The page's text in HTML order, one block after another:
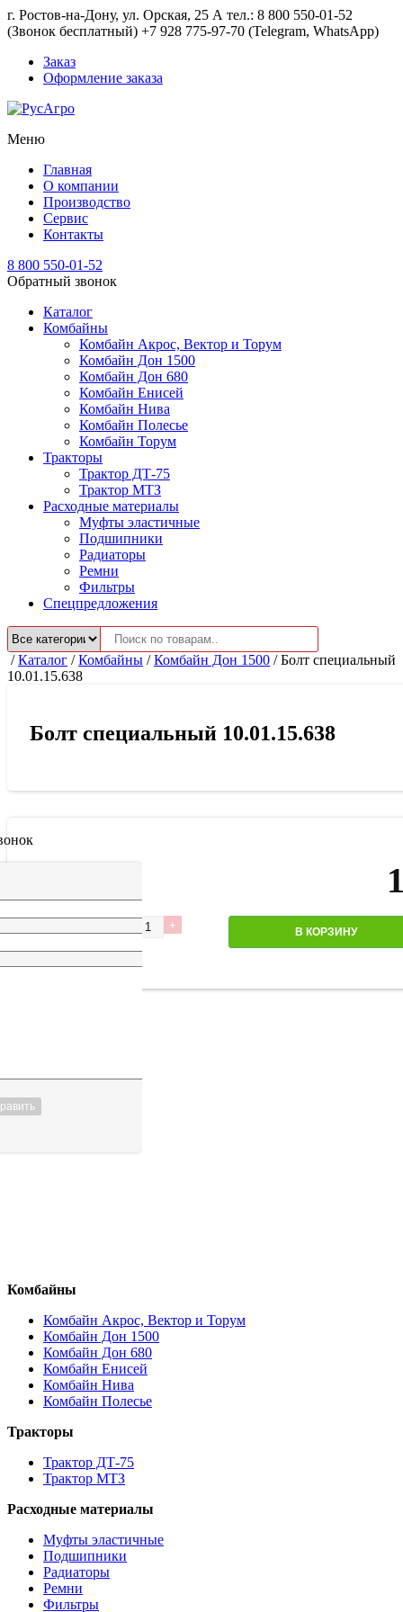
г. Ростов-на-Дону, ул. Орская, 25 А тел.: 8 800 550-01-52
(Звонок бесплатный) +7 928 775-97-70 (Telegram, WhatsApp)
Заказ
Оформление заказа
Меню
Главная
О компании
Производство
Сервис
Контакты
8 800 550-01-52
Обратный звонок
Каталог
Комбайны
Комбайн Акрос, Вектор и Торум
Комбайн Дон 1500
Комбайн Дон 680
Комбайн Енисей
Комбайн Нива
Комбайн Полесье
Комбайн Торум
Тракторы
Трактор ДТ-75
Трактор МТЗ
Расходные материалы
Муфты эластичные
Подшипники
Радиаторы
Ремни
Фильтры
Спецпредложения
/Каталог /Комбайны /Комбайн Дон 1500 /Болт специальный
10.01.15.638
Болт специальный 10.01.15.638
Количество
В КОРЗИНУ
Комбайны
Комбайн Акрос, Вектор и Торум
Комбайн Дон 1500
Комбайн Дон 680
Комбайн Енисей
Комбайн Нива
Комбайн Полесье
Тракторы
Трактор ДТ-75
Трактор МТЗ
Расходные материалы
Муфты эластичные
Подшипники
Радиаторы
Ремни
Фильтры